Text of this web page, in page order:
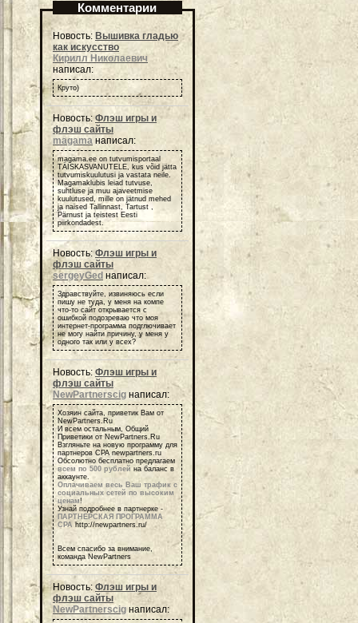
Комментарии
Новость: Вышивка гладью
как искусство
Кирилл Николаевич
написал:
Круто)
Новость: Флэш игры и
флэш сайты
magama написал:
magama.ee on tutvumisportaal
TÄISKASVANUTELE, kus võid jätta
tutvumiskuulutusi ja vastata neile.
Magamaklubis leiad tutvuse,
suhtluse ja muu ajaveetmise
kuulutused, mille on jätnud mehed
ja naised Tallinnast, Tartust ,
Pärnust ja teistest Eesti
piirkondadest.
Новость:Флэш игры и
флэш сайты
sergeyGed написал:
Здравствуйте, извиняюсь если
пишу не туда, у меня на компе
что-то сайт открывается с
ошибкой подозреваю что моя
интернет-программа подглючивает
не могу найти причину, у меня у
одного так или у всех?
Новость: Флэш игры и
флэш сайты
NewPartnerscig написал:
Хозяин сайта, приветик Вам от
NewPartners.Ru
И всем остальным, Общий
Приветики от NewPartners.Ru
Взгляньте на новую программу для
партнеров СРА newpartners.ru
Обсолютно бесплатно предлагаем
всем по 500 рублей на баланс в
аккаунте.
Оплачиваем весь Ваш трафик с
социальных сетей по высоким
ценам!
Узнай подробнее в партнерке -
ПАРТНЕРСКАЯ ПРОГРАММА
СРА http://newpartners.ru/
Всем спасибо за внимание,
команда NewPartners
Новость: Флэш игры и
флэш сайты
NewPartnerscig написал: